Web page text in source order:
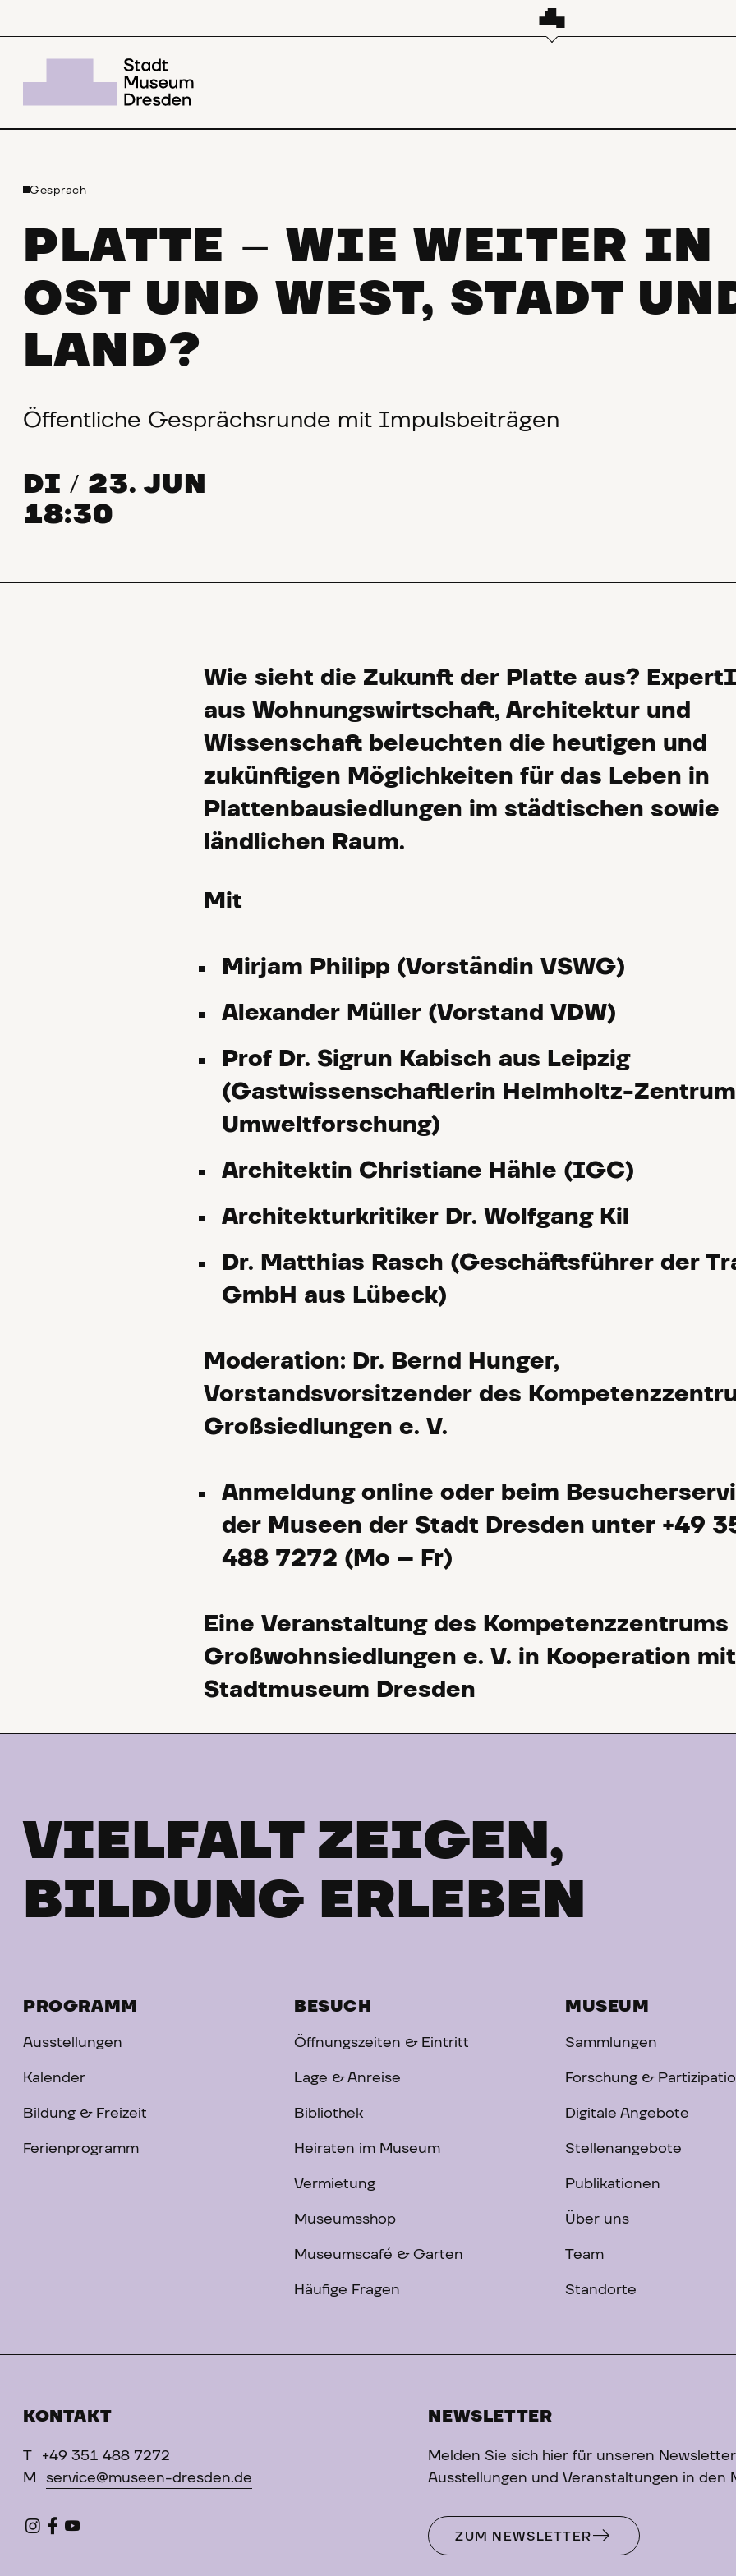
Gespräch
PLATTE – WIE WEITER IN
OST UND WEST, STADT
LAND?
Öffentliche Gesprächsrunde mit Impulsbeiträgen
DI / 23. JUN
18:30
Wie sieht die Zukunft der Platte aus?
aus Wohnungswirtschaft, Architektur und
Wissenschaft beleuchten die heutigen und
zukünftigen Möglichkeiten für das Leben in
Plattenbausiedlungen im städtischen sowie
ländlichen Raum.
Mit
Mirjam Philipp (Vorständin VSWG)
Alexander Müller (Vorstand VDW)
Prof Dr. Sigrun Kabisch aus Leipzig
(Gastwissenschaftlerin Helmholtz-
Umweltforschung)
Architektin Christiane Hähle (IGC)
Architekturkritiker Dr. Wolfgang Kil
Dr. Matthias Rasch (Geschäftsführer der
GmbH aus Lübeck)
Moderation: Dr. Bernd Hunger,
Vorstandsvorsitzender des
Großsiedlungen e. V.
Anmeldung online oder beim
der Museen der Stadt Dresden unter +49
488 7272 (Mo – Fr)
Eine Veranstaltung des Kompetenzzentrums
Großwohnsiedlungen e. V. in Kooperation
Stadtmuseum Dresden
VIELFALT ZEIGEN,
BILDUNG ERLEBEN
PROGRAMM
Ausstellungen
Kalender
Bildung & Freizeit
Ferienprogramm
BESUCH
Öffnungszeiten & Eintritt
Lage & Anreise
Bibliothek
Heiraten im Museum
Vermietung
Museumsshop
Museumscafé & Garten
Häufige Fragen
MUSEUM
Sammlungen
Forschung &
Digitale Angebote
Stellenangebote
Publikationen
Über uns
Team
Standorte
KONTAKT
T
+49 351 488 7272
M
service@museen-dresden.de
NEWSLETTER
Melden Sie sich hier für unseren
Ausstellungen und Veranstaltungen in den
ZUM NEWSLETTER